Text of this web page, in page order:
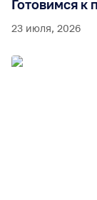
Готовимся к
23 июля, 2026